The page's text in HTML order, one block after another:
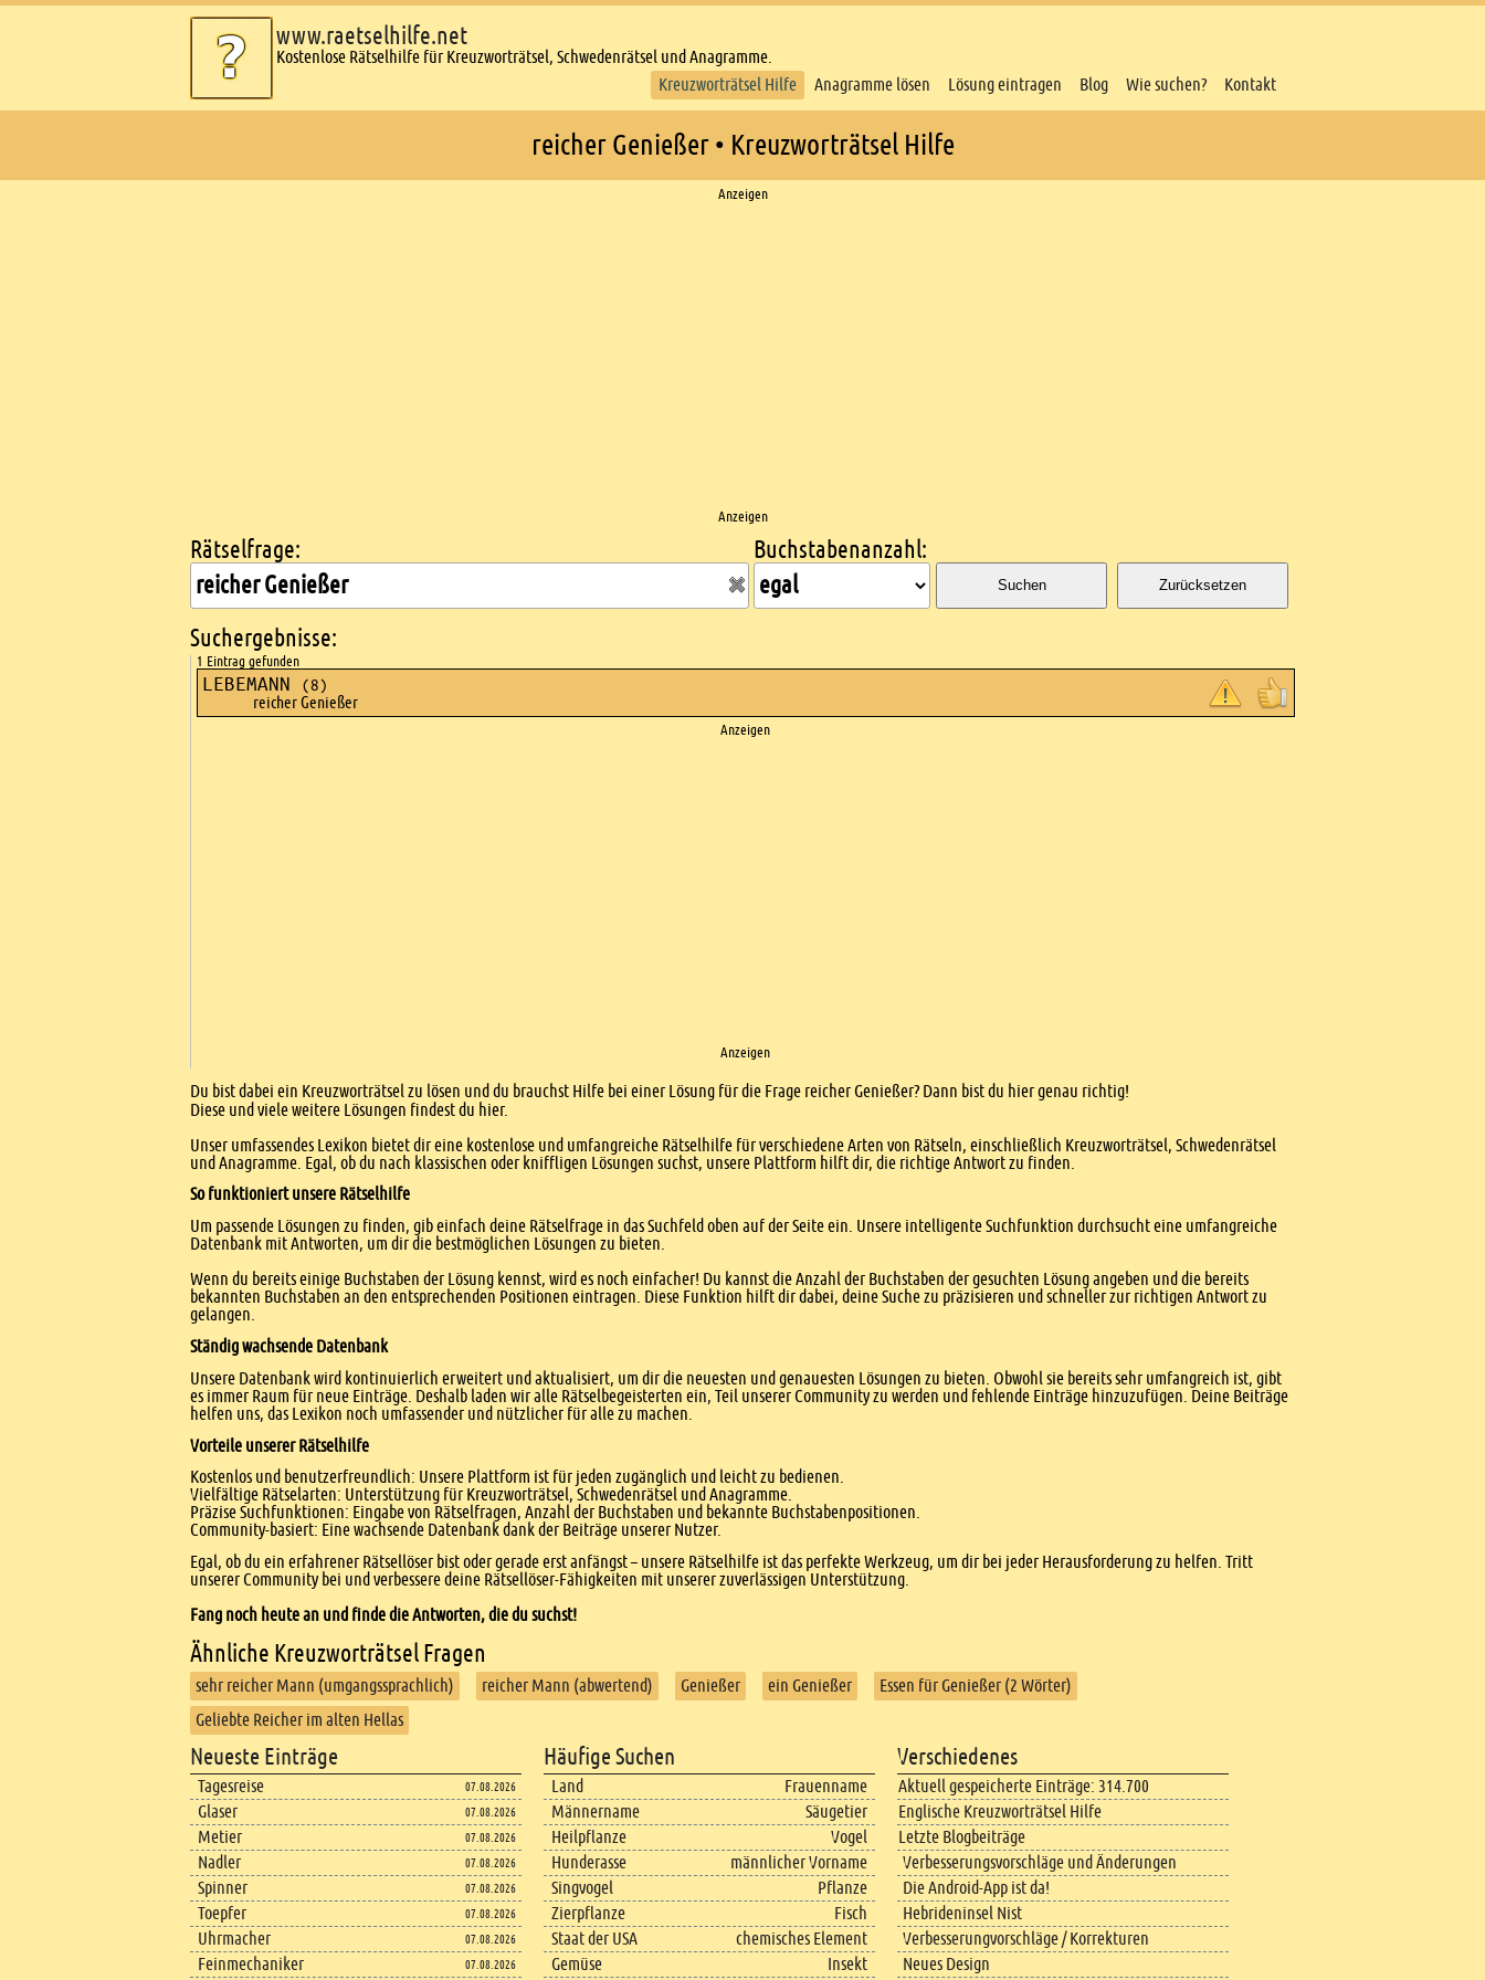
www.raetselhilfe.net
Kostenlose Rätselhilfe für Kreuzworträtsel, Schwedenrätsel und Anagramme.
Kreuzworträtsel Hilfe
Anagramme lösen Lösung eintragen Blog Wie suchen? Kontakt
reicher Genießer • Kreuzworträtsel Hilfe
Anzeigen
Anzeigen
Kreuzworträtsel suchen
Rätselfrage: Buchstabenanzahl:
Suchen Zurücksetzen
Suchergebnisse:
1 Eintrag gefunden
LEBEMANN (8)
reicher Genießer
Anzeigen
Anzeigen
Einleitung
Du bist dabei ein Kreuzworträtsel zu lösen und du brauchst Hilfe bei einer Lösung für die Frage reicher Genießer? Dann bist du hier genau richtig!
Diese und viele weitere Lösungen findest du hier.
Unser umfassendes Lexikon bietet dir eine kostenlose und umfangreiche Rätselhilfe für verschiedene Arten von Rätseln, einschließlich Kreuzworträtsel, Schwedenrätsel
und Anagramme. Egal, ob du nach klassischen oder kniffligen Lösungen suchst, unsere Plattform hilft dir, die richtige Antwort zu finden.
So funktioniert unsere Rätselhilfe
Um passende Lösungen zu finden, gib einfach deine Rätselfrage in das Suchfeld oben auf der Seite ein. Unsere intelligente Suchfunktion durchsucht eine umfangreiche
Datenbank mit Antworten, um dir die bestmöglichen Lösungen zu bieten.
Wenn du bereits einige Buchstaben der Lösung kennst, wird es noch einfacher! Du kannst die Anzahl der Buchstaben der gesuchten Lösung angeben und die bereits
bekannten Buchstaben an den entsprechenden Positionen eintragen. Diese Funktion hilft dir dabei, deine Suche zu präzisieren und schneller zur richtigen Antwort zu
gelangen.
Ständig wachsende Datenbank
Unsere Datenbank wird kontinuierlich erweitert und aktualisiert, um dir die neuesten und genauesten Lösungen zu bieten. Obwohl sie bereits sehr umfangreich ist, gibt
es immer Raum für neue Einträge. Deshalb laden wir alle Rätselbegeisterten ein, Teil unserer Community zu werden und fehlende Einträge hinzuzufügen. Deine Beiträge
helfen uns, das Lexikon noch umfassender und nützlicher für alle zu machen.
Vorteile unserer Rätselhilfe
Kostenlos und benutzerfreundlich: Unsere Plattform ist für jeden zugänglich und leicht zu bedienen.
Vielfältige Rätselarten: Unterstützung für Kreuzworträtsel, Schwedenrätsel und Anagramme.
Präzise Suchfunktionen: Eingabe von Rätselfragen, Anzahl der Buchstaben und bekannte Buchstabenpositionen.
Community-basiert: Eine wachsende Datenbank dank der Beiträge unserer Nutzer.
Egal, ob du ein erfahrener Rätsellöser bist oder gerade erst anfängst – unsere Rätselhilfe ist das perfekte Werkzeug, um dir bei jeder Herausforderung zu helfen. Tritt
unserer Community bei und verbessere deine Rätsellöser-Fähigkeiten mit unserer zuverlässigen Unterstützung.
Fang noch heute an und finde die Antworten, die du suchst!
Ähnliche Kreuzworträtsel Fragen
sehr reicher Mann (umgangssprachlich) reicher Mann (abwertend) Genießer ein Genießer
Essen für Genießer (2 Wörter)
Geliebte Reicher im alten Hellas
Footer content
Neueste Einträge
Tagesreise 07.08.2026
Glaser 07.08.2026
Metier 07.08.2026
Nadler 07.08.2026
Spinner 07.08.2026
Toepfer 07.08.2026
Uhrmacher 07.08.2026
Feinmechaniker 07.08.2026
Häufige Suchen
Land
Frauenname
Männername
Säugetier
Heilpflanze
Vogel
Hunderasse
männlicher Vorname
Singvogel
Pflanze
Zierpflanze
Fisch
Staat der USA
chemisches Element
Gemüse
Insekt
Verschiedenes
Aktuell gespeicherte Einträge: 314.700
Englische Kreuzworträtsel Hilfe
Letzte Blogbeiträge
Verbesserungsvorschläge und Änderungen
Die Android-App ist da!
Hebrideninsel Nist
Verbesserungvorschläge / Korrekturen
Neues Design